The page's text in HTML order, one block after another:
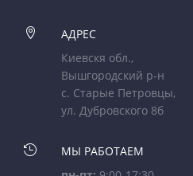

АДРЕС
Киевскя обл.,
Вышгородский р-н
с. Старые Петровцы,
ул. Дубровского 8б

МЫ РАБОТАЕМ